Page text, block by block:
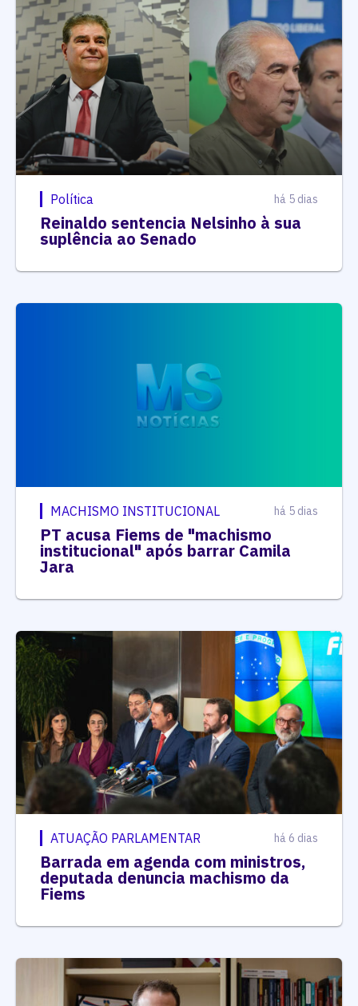
Política há 5 dias
Reinaldo sentencia Nelsinho à sua
suplência ao Senado
MACHISMO INSTITUCIONAL há 5 dias
PT acusa Fiems de "machismo
institucional" após barrar Camila
Jara
ATUAÇÃO PARLAMENTAR há 6 dias
Barrada em agenda com ministros,
deputada denuncia machismo da
Fiems